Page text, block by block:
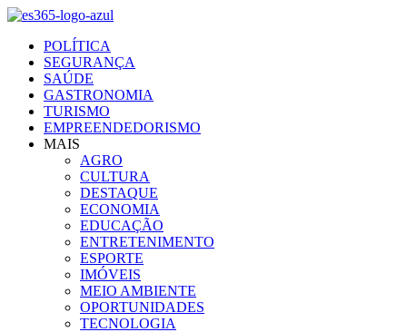
Ir
conteúdo
POLÍTICA
SEGURANÇA
SAÚDE
GASTRONOMIA
TURISMO
EMPREENDEDORISMO
MAIS
AGRO
CULTURA
DESTAQUE
ECONOMIA
EDUCAÇÃO
ENTRETENIMENTO
ESPORTE
IMÓVEIS
MEIO AMBIENTE
OPORTUNIDADES
TECNOLOGIA